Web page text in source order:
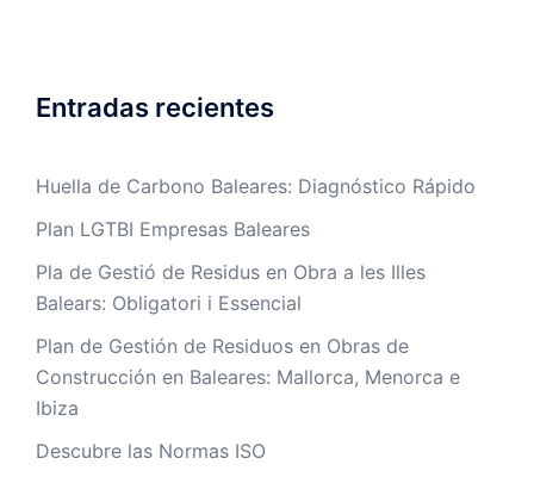
Entradas recientes
Huella de Carbono Baleares: Diagnóstico Rápido
Plan LGTBI Empresas Baleares
Pla de Gestió de Residus en Obra a les Illes
Balears: Obligatori i Essencial
Plan de Gestión de Residuos en Obras de
Construcción en Baleares: Mallorca, Menorca e
Ibiza
Descubre las Normas ISO